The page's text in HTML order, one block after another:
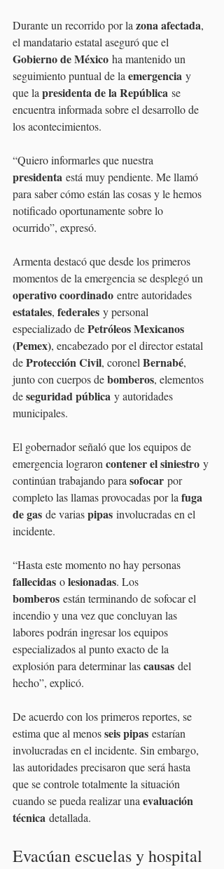
Durante un recorrido por la zona afectada,
el mandatario estatal aseguró que el
Gobierno de México ha mantenido un
seguimiento puntual de la emergencia y
que la presidenta de la República se
encuentra informada sobre el desarrollo de
los acontecimientos.
“Quiero informarles que nuestra
presidenta está muy pendiente. Me llamó
para saber cómo están las cosas y le hemos
notificado oportunamente sobre lo
ocurrido”, expresó.
Armenta destacó que desde los primeros
momentos de la emergencia se desplegó un
operativo coordinado entre autoridades
estatales, federales y personal
especializado de Petróleos Mexicanos
(Pemex), encabezado por el director estatal
de Protección Civil, coronel Bernabé,
junto con cuerpos de bomberos, elementos
de seguridad pública y autoridades
municipales.
El gobernador señaló que los equipos de
emergencia lograron contener el siniestro y
continúan trabajando para sofocar por
completo las llamas provocadas por la fuga
de gas de varias pipas involucradas en el
incidente.
“Hasta este momento no hay personas
fallecidas o lesionadas. Los
bomberos están terminando de sofocar el
incendio y una vez que concluyan las
labores podrán ingresar los equipos
especializados al punto exacto de la
explosión para determinar las causas del
hecho”, explicó.
De acuerdo con los primeros reportes, se
estima que al menos seis pipas estarían
involucradas en el incidente. Sin embargo,
las autoridades precisaron que será hasta
que se controle totalmente la situación
cuando se pueda realizar una evaluación
técnica detallada.
Evacúan escuelas y hospital